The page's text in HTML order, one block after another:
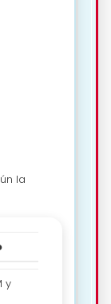
la
y